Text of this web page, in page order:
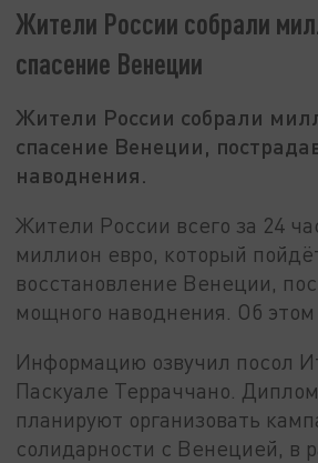
Жители России собрали
спасение Венеции
Жители России собрали
спасение Венеции,
наводнения.
Жители России всего за 24
миллион евро, который
восстановление Венеции,
мощного наводнения. Об
Информацию озвучил посол
Паскуале Терраччано.
планируют организовать
солидарности с Венецией, в